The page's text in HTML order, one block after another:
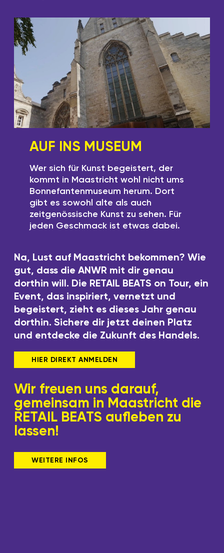
AUF INS MUSEUM
Wer sich für Kunst begeistert, der
kommt in Maastricht wohl nicht ums
Bonnefantenmuseum herum. Dort
gibt es sowohl alte als auch
zeitgenössische Kunst zu sehen. Für
jeden Geschmack ist etwas dabei.
Na, Lust auf Maastricht bekommen? Wie
gut, dass die ANWR mit dir genau
dorthin will. Die RETAIL BEATS on Tour, ein
Event, das inspiriert, vernetzt und
begeistert, zieht es dieses Jahr genau
dorthin. Sichere dir jetzt deinen Platz
und entdecke die Zukunft des Handels.
HIER DIREKT ANMELDEN
Wir freuen uns darauf,
gemeinsam in Maastricht die
RETAIL BEATS aufleben zu
lassen!
WEITERE INFOS